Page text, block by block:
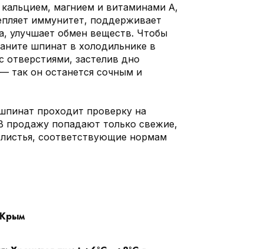
магнием и витаминами A,
иммунитет, поддерживает
улучшает обмен веществ. Чтобы
шпинат в холодильнике в
отверстиями, застелив дно
так он останется сочным и
проходит проверку на
продажу попадают только свежие,
соответствующие нормам
Крым